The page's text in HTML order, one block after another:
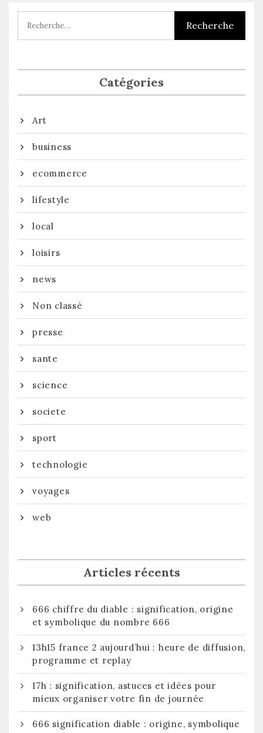
Catégories
Art
business
ecommerce
lifestyle
local
loisirs
news
Non classé
presse
sante
science
societe
sport
technologie
voyages
web
Articles récents
666 chiffre du diable : signification, origine
et symbolique du nombre 666
13h15 france 2 aujourd’hui : heure de diffusion,
programme et replay
17h : signification, astuces et idées pour
mieux organiser votre fin de journée
666 signification diable : origine, symbolique